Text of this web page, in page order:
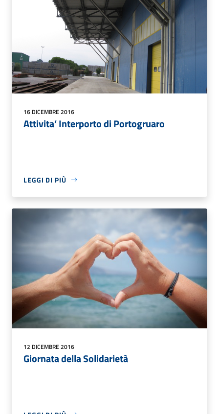
16 DICEMBRE 2016
Attivita’ Interporto di Portogruaro
LEGGI DI PIÙ
12 DICEMBRE 2016
Giornata della Solidarietà